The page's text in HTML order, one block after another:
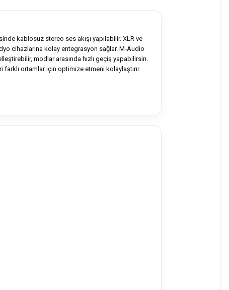
kablosuz stereo ses akışı yapılabilir. XLR ve
cihazlarına kolay entegrasyon sağlar. M‑Audio
modlar arasında hızlı geçiş yapabilirsin.
farklı ortamlar için optimize etmeni kolaylaştırır.